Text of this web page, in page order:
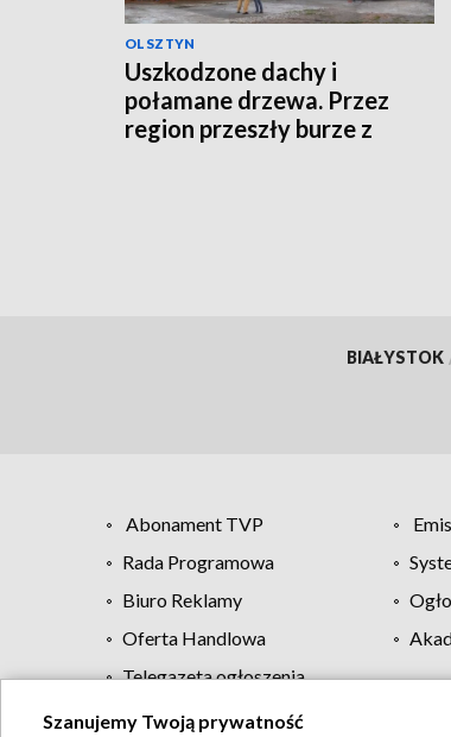
OLSZTYN
Uszkodzone dachy i
połamane drzewa. Przez
region przeszły burze z
BIAŁYSTOK
Abonament TVP
Rada Programowa
Biuro Reklamy
Oferta Handlowa
Telegazeta ogłoszenia
Szanujemy Twoją prywatność